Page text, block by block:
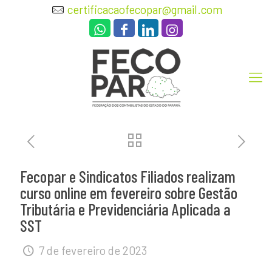
certificacaofecopar@gmail.com
Fecopar e Sindicatos Filiados realizam
curso online em fevereiro sobre Gestão
Tributária e Previdenciária Aplicada a
SST
7 de fevereiro de 2023